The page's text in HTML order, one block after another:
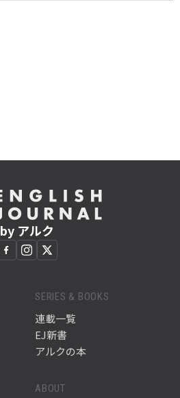
by アルク
SERIES & BOOKS
連載一覧
EJ新書
アルクの本
ABOUT